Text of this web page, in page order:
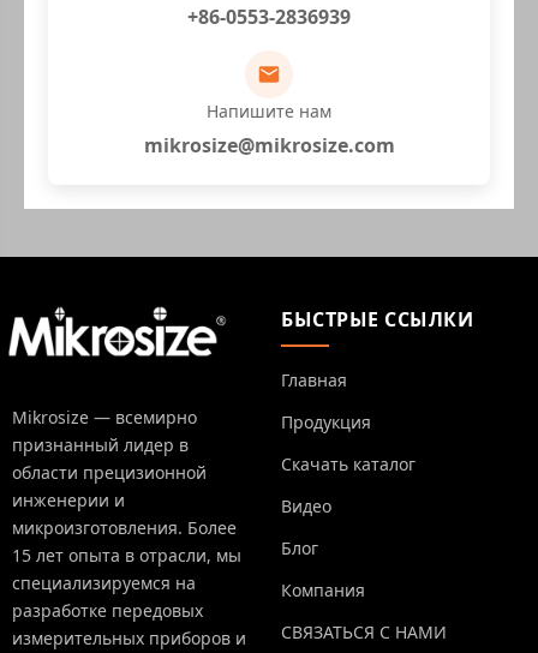
+86-0553-2836939
Напишите нам
mikrosize@mikrosize.com
Mikrosize — всемирно
признанный лидер в
области прецизионной
инженерии и
микроизготовления. Более
15 лет опыта в отрасли, мы
специализируемся на
разработке передовых
измерительных приборов и
БЫСТРЫЕ ССЫЛКИ
Главная
Продукция
Скачать каталог
Видео
Блог
Компания
СВЯЗАТЬСЯ С НАМИ